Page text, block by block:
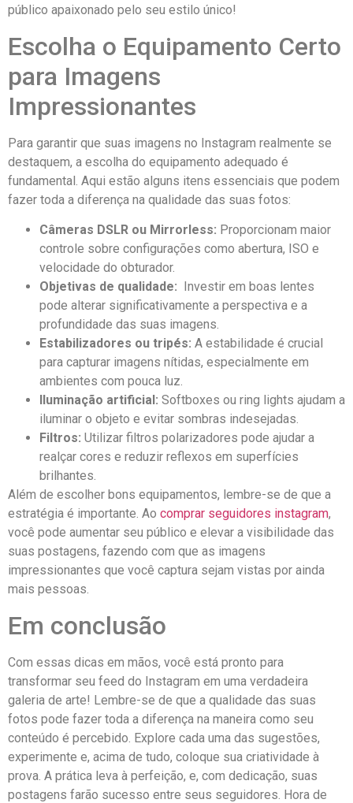
público apaixonado pelo seu estilo único!
Escolha ​o Equipamento Certo
para Imagens
Impressionantes
Para garantir que suas imagens no Instagram realmente ⁣se
destaquem, a ​escolha do equipamento adequado ⁢é
‍fundamental.⁤ Aqui estão⁣ alguns ⁤itens ‍essenciais que podem
fazer⁢ toda a⁢ diferença ⁢na qualidade das suas fotos:
Câmeras DSLR ou Mirrorless: Proporcionam​ maior ​
controle sobre configurações como abertura, ISO e
velocidade⁢ do obturador.
Objetivas de qualidade: ⁤ Investir em boas lentes
pode alterar significativamente a perspectiva e a
⁢profundidade das suas imagens.
Estabilizadores⁣ ou tripés: A estabilidade⁤ é crucial⁢
para capturar imagens⁢ nítidas, especialmente em
ambientes com pouca luz.
Iluminação​ artificial: Softboxes ou ring lights ajudam a
iluminar o objeto e​ evitar sombras indesejadas.
Filtros: Utilizar filtros polarizadores pode ajudar a⁤
realçar cores e reduzir reflexos em superfícies
brilhantes.
Além de escolher ‍bons equipamentos, lembre-se ‍de que a‍
estratégia é importante.⁢ Ao comprar seguidores instagram,
você pode aumentar seu público e elevar a‌ visibilidade das​
suas postagens, fazendo com ‌que as imagens
impressionantes que você captura sejam vistas​ por ainda
mais pessoas.
Em conclusão
Com ⁣essas ⁤dicas em mãos, você está⁤ pronto para ​
transformar seu feed ⁣do Instagram em uma verdadeira
galeria de arte! Lembre-se de que a qualidade das suas
fotos pode fazer toda a diferença na ⁣maneira como seu
conteúdo é percebido. ⁤Explore cada uma das ⁣sugestões,
experimente e, ‌acima de tudo, coloque sua criatividade‍ à ​
prova. A prática ⁤leva à perfeição, e, com dedicação, suas
postagens farão sucesso entre seus seguidores. Hora de